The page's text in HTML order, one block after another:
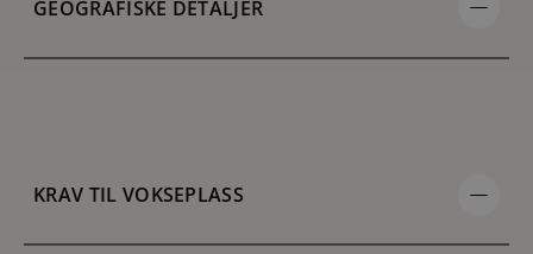
GEOGRAFISKE DETALJER
KRAV TIL VOKSEPLASS